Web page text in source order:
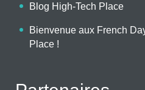
Blog High-Tech Place
Bienvenue aux French
Place !